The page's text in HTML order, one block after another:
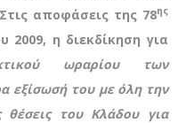
Στις αποφάσεις της 78ης
2009, η διεκδίκηση για
ωραρίου των
εξίσωσή του με όλη την
του Κλάδου για